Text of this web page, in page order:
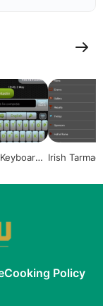
Irish Tarmac
Cooking Policy